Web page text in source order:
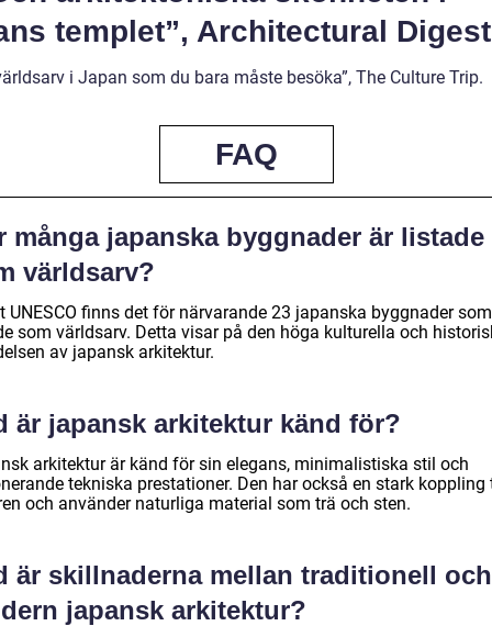
templet”, Architectural Digest
i Japan som du bara måste besöka”, The Culture Trip.
FAQ
många japanska byggnader är listade
världsarv?
UNESCO finns det för närvarande 23 japanska byggnader
som världsarv. Detta visar på den höga kulturella och
av japansk arkitektur.
är japansk arkitektur känd för?
arkitektur är känd för sin elegans, minimalistiska stil och
tekniska prestationer. Den har också en stark koppling
och använder naturliga material som trä och sten.
är skillnaderna mellan traditionell och
japansk arkitektur?